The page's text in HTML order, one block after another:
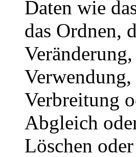
Daten wie
das Ordnen,
Verbreitung
Abgleich
Löschen